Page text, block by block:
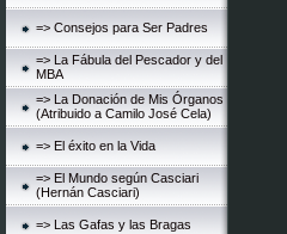
=> Consejos para Ser Padres
=> La Fábula del Pescador y del
MBA
=> La Donación de Mis Órganos
(Atribuido a Camilo José Cela)
=> El éxito en la Vida
=> El Mundo según Casciari
(Hernán Casciari)
=> Las Gafas y las Bragas